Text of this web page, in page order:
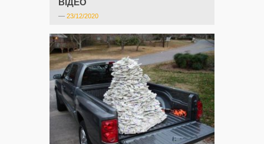
— 23/12/2020